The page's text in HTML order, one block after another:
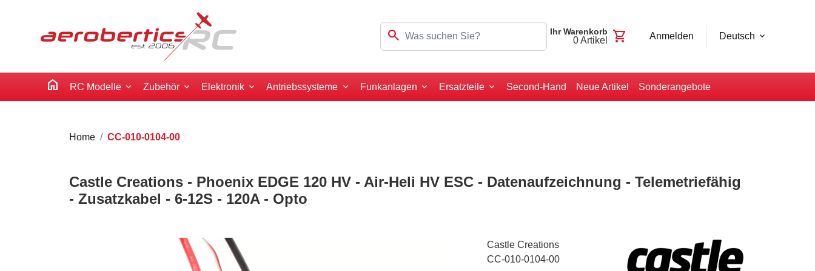
search Ihr Warenkorb
0Artikel shopping_cart Anmelden Deutsch
home RC Modelle Zubehör Elektronik Antriebssysteme Funkanlagen Ersatzteile Second-Hand Neue Artikel Sonderangebote
Home CC-010-0104-00
Castle Creations - Phoenix EDGE 120 HV - Air-Heli HV ESC - Datenaufzeichnung - Telemetriefähig
- Zusatzkabel - 6-12S - 120A - Opto
Castle Creations
CC-010-0104-00